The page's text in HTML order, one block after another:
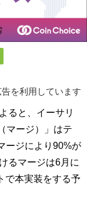
を利用しています
ると、イーサリ
マージ）」はテ
ージにより90%が
るマージは6月に
で本実装をする予